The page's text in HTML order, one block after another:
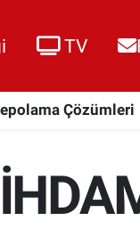
TV
Çözümleri